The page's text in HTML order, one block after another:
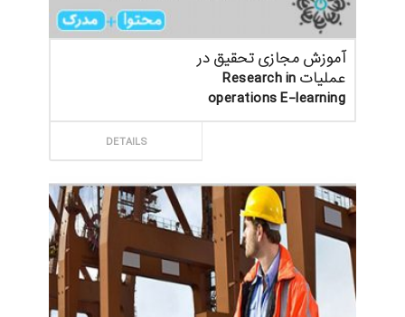
آموزش مجازی تحقیق در
عملیات Research in
operations E-learning
DETAILS